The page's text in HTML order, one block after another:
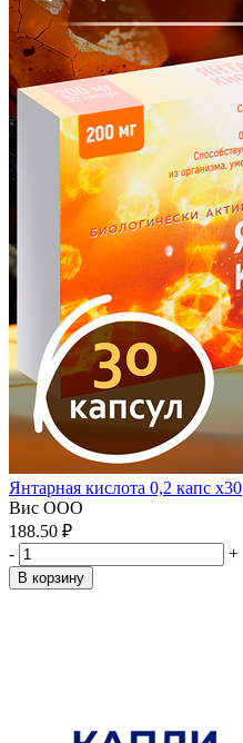
Янтарная кислота 0,2 капс x30
Вис ООО
188.50 ₽
-
+
В корзину